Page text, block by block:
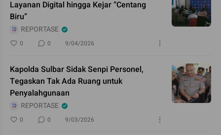
Layanan Digital hingga Kejar “Centang
Biru”
REPORTASE
0 0 9/04/2026
Kapolda Sulbar Sidak Senpi Personel,
Tegaskan Tak Ada Ruang untuk
Penyalahgunaan
REPORTASE
0 0 9/03/2026